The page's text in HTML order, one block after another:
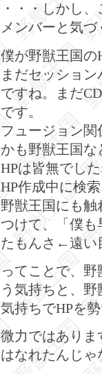
・・・しかし
メンバーと気
僕が野獣王国の
まだセッショ
ですね。まだ
です。
フュージョン
かも野獣王国
HPは皆無でし
HP作成中に検
野獣王国にも触
つけて、「僕も
たもんさ←遠い
ってことで、
う気持ちと、
気持ちでHPを
微力ではありま
はなれたんじ